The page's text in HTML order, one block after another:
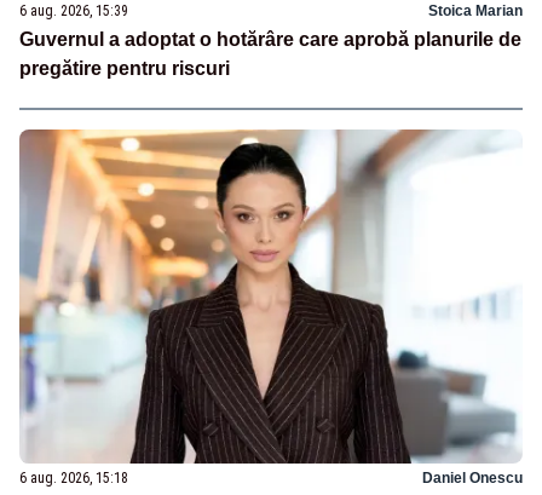
6 aug. 2026, 15:39 Stoica Marian
Guvernul a adoptat o hotărâre care aprobă planurile de
pregătire pentru riscuri
6 aug. 2026, 15:18 Daniel Onescu